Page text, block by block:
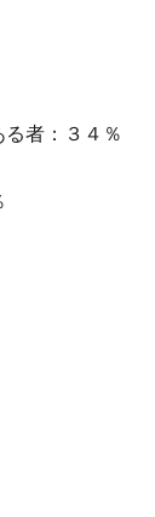
者：３４％